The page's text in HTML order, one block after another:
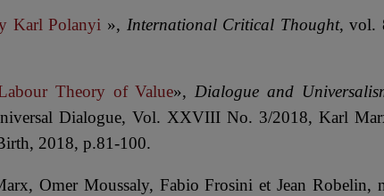
Karl Polanyi », International Critical Thought, vol.
Theory of Value»,Dialogue and
Dialogue, Vol. XXVIII No. 3/2018, Karl
2018, p.81-100.
Omer Moussaly, Fabio Frosini et Jean Robelin,